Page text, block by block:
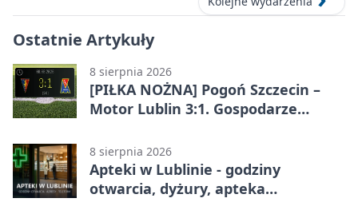
Ostatnie Artykuły
8 sierpnia 2026
[PIŁKA NOŻNA] Pogoń Szczecin –
Motor Lublin 3:1. Gospodarze
Ekstraklasy
8 sierpnia 2026
Apteki w Lublinie - godziny
otwarcia, dyżury, apteka